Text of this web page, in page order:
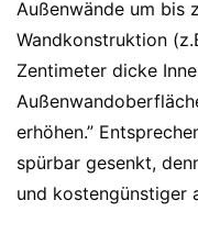
Außenwände um bis
Wandkonstruktion
Zentimeter dicke
erhöhen.”
spürbar gesenkt,
und kostengünstiger